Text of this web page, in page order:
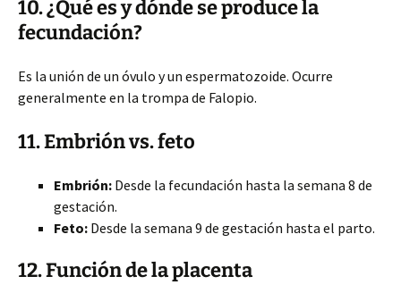
10. ¿Qué es y dónde se produce la
fecundación?
Es la unión de un óvulo y un espermatozoide. Ocurre
generalmente en la trompa de Falopio.
11. Embrión vs. feto
Embrión: Desde la fecundación hasta la semana 8 de
gestación.
Feto: Desde la semana 9 de gestación hasta el parto.
12. Función de la placenta